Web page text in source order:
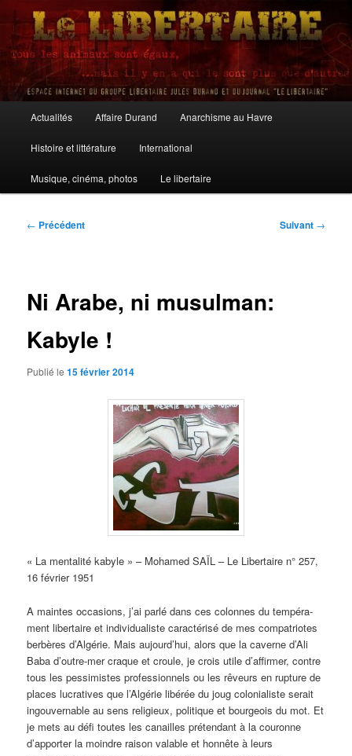
Aller
contenu
principalLe Libertaire
principal
Actualités Affaire Durand Anarchisme au Havre
Histoire et littérature International
Musique, cinéma, photos Le libertaire
Navigation
← Précédent Suivant →
Ni Arabe, ni musulman:
Kabyle !
Publié le15 février 2014
« La mentalité kabyle » – Mohamed SAÏL – Le Libertaire n° 257,
16 février 1951
A maintes occasions, j’ai parlé dans ces colonnes du tempéra­
ment libertaire et individualiste caractérisé de mes compatriotes
berbères d’Algérie. Mais aujourd’hui, alors que la caverne d’Ali
Baba d’outre-mer craque et croule, je crois utile d’affirmer, contre
tous les pessimistes professionnels ou les rêveurs en rupture de
places lucratives que l’Algérie libérée du joug colonialiste serait
ingouvernable au sens religieux, politique et bourgeois du mot. Et
je mets au défi toutes les canailles prétendant à la couronne
d’apporter la moindre raison valable et honnête à leurs